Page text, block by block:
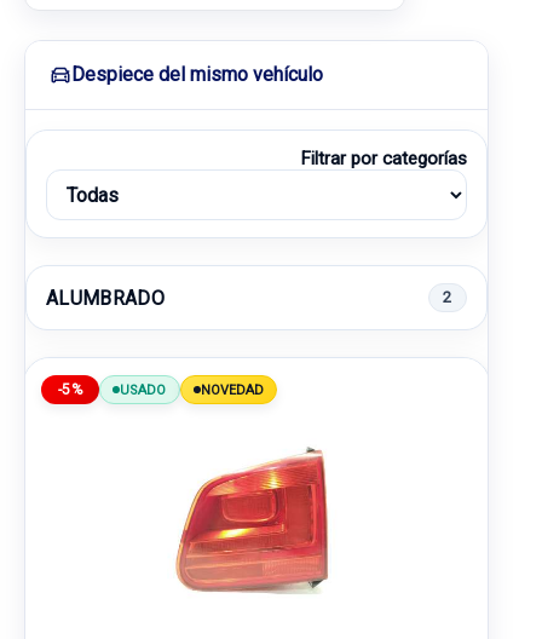
Despiece del mismo vehículo
Filtrar por categorías
ALUMBRADO 2
-5% USADO NOVEDAD